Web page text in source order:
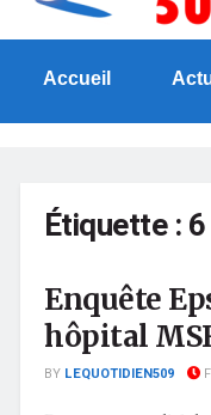
Accueil
Étiquette :
Enquête
hôpital
BY LEQUOTIDIEN509